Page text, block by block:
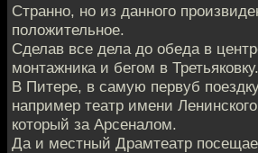
Странно, но из данного
положительное.
Сделав все дела до обеда в
монтажника и бегом в Третьяковку.
В Питере, в самую первуб
например театр имени
который за Арсеналом.
Да и местный Драмтеатр